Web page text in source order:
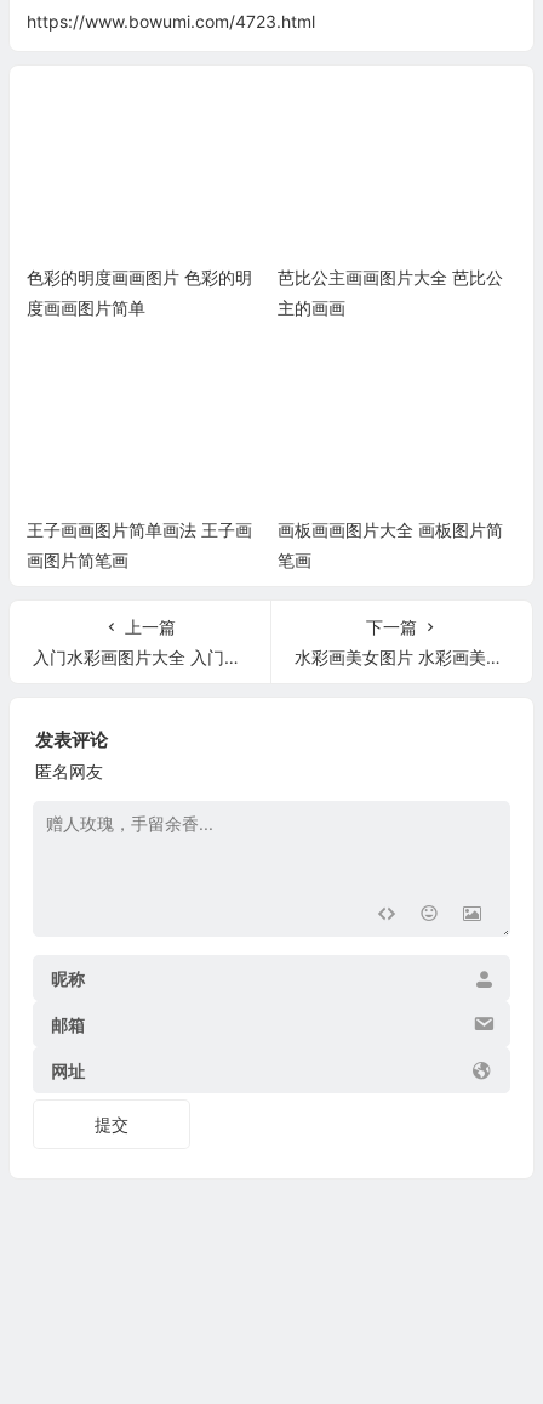
https://www.bowumi.com/4723.html
色彩的明度画画图片 色彩的明
度画画图片简单
芭比公主画画图片大全 芭比公
主的画画
王子画画图片简单画法 王子画
画图片简笔画
画板画画图片大全 画板图片简
笔画
上一篇
入门水彩画图片大全 入门水彩花卉步骤图
下一篇
水彩画美女图片 水彩画美女图片简单
发表评论
匿名网友
昵称
邮箱
网址
提交